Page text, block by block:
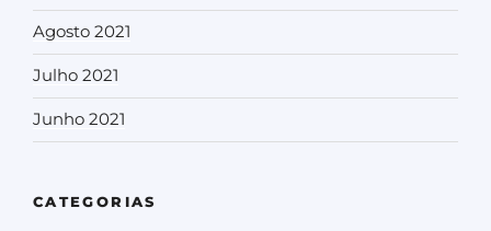
Agosto 2021
Julho 2021
Junho 2021
CATEGORIAS